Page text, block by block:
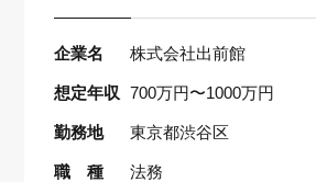
企業名 株式会社出前館
想定年収 700万円〜1000万円
勤務地 東京都渋谷区
職 種 法務